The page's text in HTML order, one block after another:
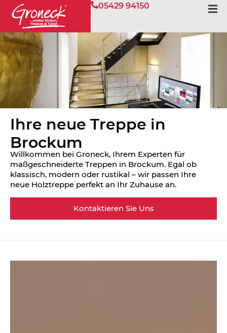
05429 94150
Ihre neue Treppe in
Brockum
Willkommen bei Groneck, Ihrem Experten für
maßgeschneiderte Treppen in Brockum. Egal ob
klassisch, modern oder rustikal – wir passen Ihre
neue Holztreppe perfekt an Ihr Zuhause an.
Kontaktieren Sie Uns